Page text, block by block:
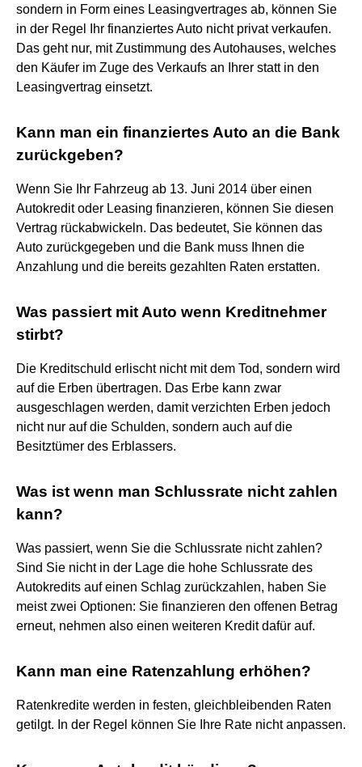
sondern in Form eines Leasingvertrages ab, können Sie
in der Regel Ihr finanziertes Auto nicht privat verkaufen.
Das geht nur, mit Zustimmung des Autohauses, welches
den Käufer im Zuge des Verkaufs an Ihrer statt in den
Leasingvertrag einsetzt.
Kann man ein finanziertes Auto an die Bank
zurückgeben?
Wenn Sie Ihr Fahrzeug ab 13. Juni 2014 über einen
Autokredit oder Leasing finanzieren, können Sie diesen
Vertrag rückabwickeln. Das bedeutet, Sie können das
Auto zurückgegeben und die Bank muss Ihnen die
Anzahlung und die bereits gezahlten Raten erstatten.
Was passiert mit Auto wenn Kreditnehmer
stirbt?
Die Kreditschuld erlischt nicht mit dem Tod, sondern wird
auf die Erben übertragen. Das Erbe kann zwar
ausgeschlagen werden, damit verzichten Erben jedoch
nicht nur auf die Schulden, sondern auch auf die
Besitztümer des Erblassers.
Was ist wenn man Schlussrate nicht zahlen
kann?
Was passiert, wenn Sie die Schlussrate nicht zahlen?
Sind Sie nicht in der Lage die hohe Schlussrate des
Autokredits auf einen Schlag zurückzahlen, haben Sie
meist zwei Optionen: Sie finanzieren den offenen Betrag
erneut, nehmen also einen weiteren Kredit dafür auf.
Kann man eine Ratenzahlung erhöhen?
Ratenkredite werden in festen, gleichbleibenden Raten
getilgt. In der Regel können Sie Ihre Rate nicht anpassen.